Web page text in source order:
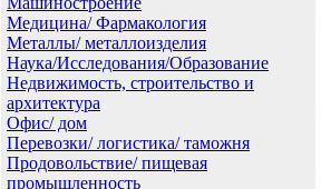
Медицина/ Фармакология
Металлы/ металлоизделия
Наука/Исследования/Образование
Недвижимость, строительство и
архитектура
Офис/ дом
Перевозки/ логистика/ таможня
Продовольствие/ пищевая
промышленность